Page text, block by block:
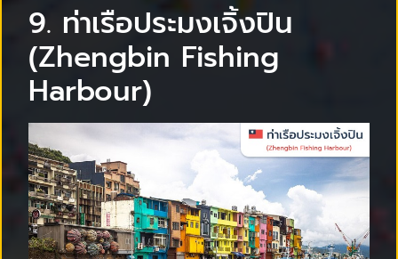
9. ท่าเรือประมงเจิ้งปิน
(Zhengbin Fishing
Harbour)